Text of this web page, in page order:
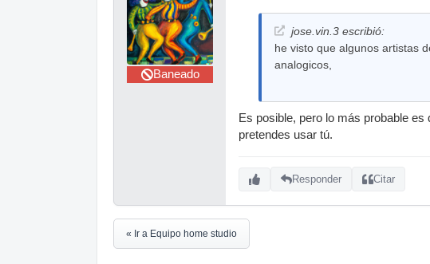
Baneado
jose.vin.3 escribió:
he visto que algunos artistas
analogicos,
Es posible, pero lo más probable
pretendes usar tú.
Responder Citar
« Ir a Equipo home studio